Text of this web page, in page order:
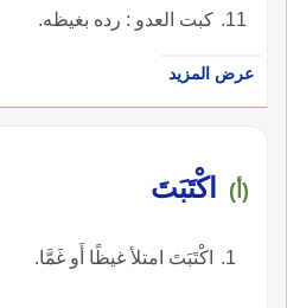
كبت العدو : رده بغيظه.
عرض المزيد
(أ) اكْتَبَتَ
اكْتَبَتَ امتلأ غيظًا أَو غَمَّا.